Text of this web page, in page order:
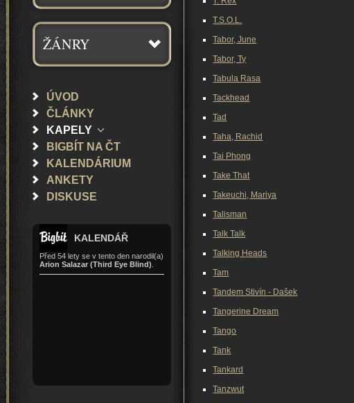
ŽÁNRY
ÚVOD
ČLÁNKY
KAPELY
BIGBÍT NA ČT
KALENDÁRIUM
ANKETY
DISKUSE
KALENDÁŘ
Před 54 lety se v tento den narodil(a)
Arion Salazar (Third Eye Blind)
T.S.O.L.
Tabor, June
Tabor, Ty
Tabula Rasa
Tackhead
Tad
Taha, Rachid
Tai Phong
Take That
Takeuchi, Mariya
Talisman
Talk Talk
Talking Heads
Tam
Tandem Stivín - Dašek
Tangerine Dream
Tango
Tank
Tankard
Tanzwut